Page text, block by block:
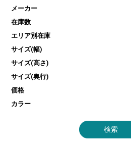
その他OA機器
コートハンガー・ポールハンガー
傘立て
食器棚・キッチンキャビネット
カタログスタンド
オフィスアクセサリーその他
カウンターテーブル
センターテーブル・サイドテーブル
ベンチ・スツール
ソファ
シェルフ
ダストボックス（ゴミ箱）
インテリア家具その他
冷蔵庫・洗濯機
空気清浄機・加湿器
液晶テレビ・モニター類
エアコン
掃除機
季節家電
メーカー
在庫数
エリア別在庫
サイズ(幅)
サイズ(高さ)
サイズ(奥行)
価格
カラー
検索